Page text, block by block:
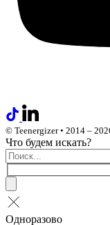
© Teenergizer • 2014 –
Что будем искать?
Одноразово